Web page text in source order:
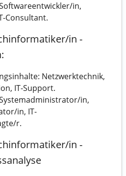
in,
Consultant.
in -
Netzwerktechnik,
IT-Support.
in,
in, IT-
r.
in -